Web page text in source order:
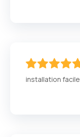
installation facile